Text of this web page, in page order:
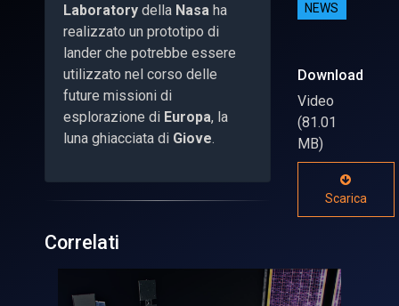
Laboratory della Nasa ha
realizzato un prototipo di
lander che potrebbe essere
utilizzato nel corso delle
future missioni di
esplorazione di Europa, la
luna ghiacciata di Giove.
NEWS
Download
Video
(81.01
MB)
Scarica
Correlati